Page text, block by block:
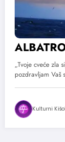
„Tvoje cveće zla
pozdravljam Vaš
Kulturni